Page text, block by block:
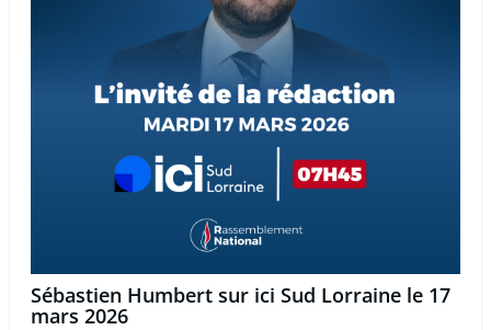
Sébastien Humbert sur ici Sud Lorraine le 17
mars 2026